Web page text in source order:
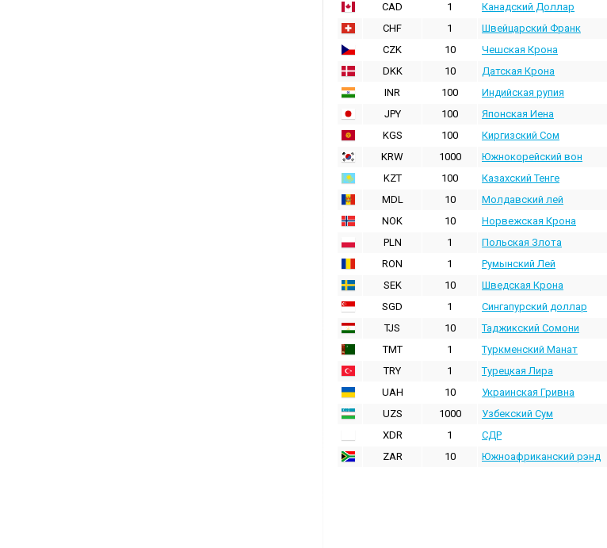
CAD
1 Канадский Доллар
CHF
1 Швейцарский Франк
CZK
10 Чешская Крона
DKK
10 Датская Крона
INR
100 Индийская pупия
JPY
100 Японская Иена
KGS
100 Киргизский Сом
KRW
1000 Южнокорейский вон
KZT
100 Казахский Тенге
MDL
10 Молдавский лей
NOK
10 Норвежская Крона
PLN
1 Польская Злота
RON
1 Румынский Лей
SEK
10 Шведская Крона
SGD
1 Сингапурский доллар
TJS
10 Таджикский Сомони
TMT
1 Туркменский Манат
TRY
1 Турецкая Лира
UAH
10 Украинская Гривна
UZS
1000 Узбекский Сум
XDR
1 СДР
ZAR
10 Южноафриканский рэнд